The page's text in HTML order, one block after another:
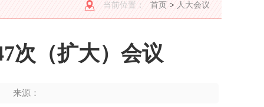
当前位置： 首页 > 人大会议
次（扩大）会议
来源：